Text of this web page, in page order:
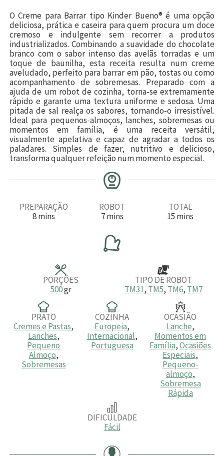
O Creme para Barrar tipo Kinder Bueno® é uma opção
deliciosa, prática e caseira para quem procura um doce
cremoso e indulgente sem recorrer a produtos
industrializados. Combinando a suavidade do chocolate
branco com o sabor intenso das avelãs torradas e um
toque de baunilha, esta receita resulta num creme
aveludado, perfeito para barrar em pão, tostas ou como
acompanhamento de sobremesas. Preparado com a
ajuda de um robot de cozinha, torna-se extremamente
rápido e garante uma textura uniforme e sedosa. Uma
pitada de sal realça os sabores, tornando-o irresistível.
Ideal para pequenos-almoços, lanches, sobremesas ou
momentos em família, é uma receita versátil,
visualmente apelativa e capaz de agradar a todos os
paladares. Simples de fazer, nutritivo e delicioso,
transforma qualquer refeição num momento especial.
PREPARAÇÃO
8m
u
mins
ROBOT
7m
n
u
t
mins
TOTAL
15 m
u
mins
PORÇÕES
500gr
TIPO DE ROBOT
TM31, TM5, TM6, TM7
PRATO
Cremes e Pastas,
Lanches,
Pequeno
Almoço,
Sobremesas
COZINHA
Europeia,
Internacional,
Portuguesa
OCASIÃO
Lanche,
Momentos em
Família,Ocasiões
Especiais,
Pequeno-
almoço,
Sobremesa
Rápida
DIFICULDADE
Fácil